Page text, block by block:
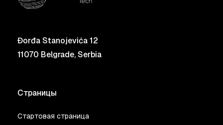
Đorđa Stanojevića 12
11070 Belgrade, Serbia
Страницы
Стартовая страница